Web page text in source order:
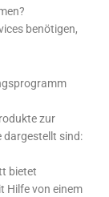
benötigen,
zur
dargestellt sind:
bietet
Hilfe von einem